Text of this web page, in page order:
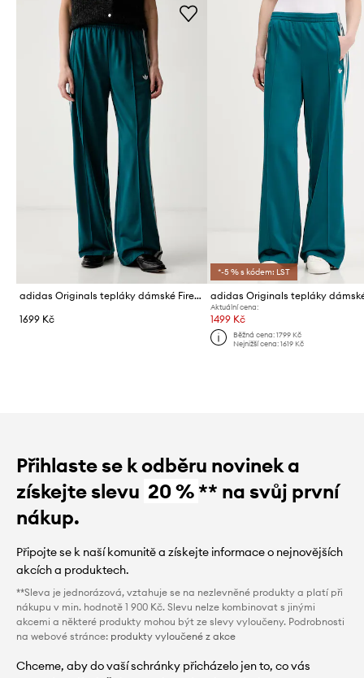
adidas Originals tepláky dámské Firebird
1699 Kč
*-5 % s kódem: LST
Aktuální cena:
1499 Kč
Běžná cena: 1799 Kč
Nejnižší cena: 1619 Kč
Přihlaste se k odběru novinek a
získejte slevu 20 %** na svůj první
nákup.
Připojte se k naší komunitě a získejte informace o nejnovějších
akcích a produktech.
**Sleva je jednorázová, vztahuje se na nezlevněné produkty a platí při
nákupu v min. hodnotě 1 900 Kč. Slevu nelze kombinovat s jinými
akcemi a některé produkty mohou být ze slevy vyloučeny. Podrobnosti
na webové stránce: produkty vyloučené z akce
Chceme, aby do vaší schránky přicházelo jen to, co vás